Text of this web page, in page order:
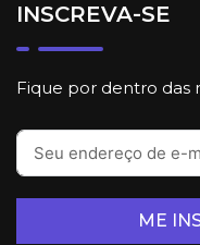
INSCREVA-SE
Fique por dentro das
ME